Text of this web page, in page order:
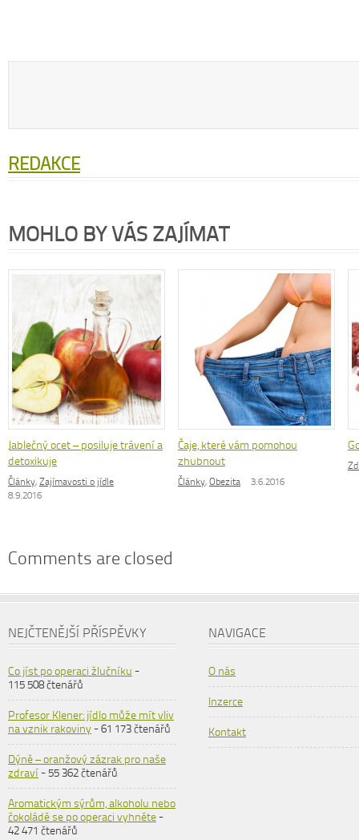
REDAKCE
MOHLO BY VÁS ZAJÍMAT
Jablečný ocet – posiluje trávení a
detoxikuje
Články, Zajímavosti o jídle
8.9.2016
Čaje, které vám pomohou
zhubnout
Články, Obezita 3.6.2016
Comments are closed
NEJČTENĚJŠÍ PŘÍSPĚVKY
Co jíst po operaci žlučníku -
115 508 čtenářů
Profesor Klener: jídlo může mít vliv
na vznik rakoviny- 61 173 čtenářů
Dýně – oranžový zázrak pro naše
zdraví- 55 362 čtenářů
Aromatickým sýrům, alkoholu nebo
čokoládě se po operaci vyhněte-
42 471 čtenářů
NAVIGACE
O nás
Inzerce
Kontakt